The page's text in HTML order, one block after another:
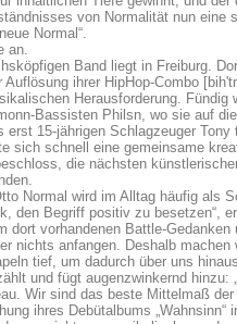
von Normalität nun eine
Normal“.
an.
Band liegt in Freiburg.
ihrer HipHop-Combo
Herausforderung. Fündig
Bassisten Philsn, wo sie auf
erst 15-jährigen Schlagzeuger
sich schnell eine gemeinsame
die nächsten
Normal wird im Alltag häufig als
den Begriff positiv zu besetzen“,
dort vorhandenen Battle-
nichts anfangen. Deshalb
tief, um dadurch über uns
und fügt augenzwinkernd hinzu:
Wir sind das beste Mittelmaß der
ihres Debütalbums